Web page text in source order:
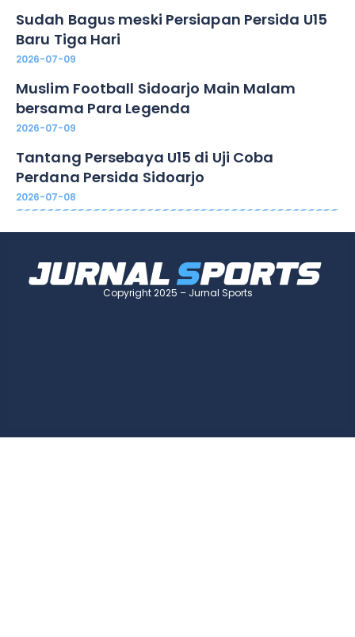
Sudah Bagus meski Persiapan Persida U15
Baru Tiga Hari
2026-07-09
Muslim Football Sidoarjo Main Malam
bersama Para Legenda
2026-07-09
Tantang Persebaya U15 di Uji Coba
Perdana Persida Sidoarjo
2026-07-08
Copyright 2025 – Jurnal Sports